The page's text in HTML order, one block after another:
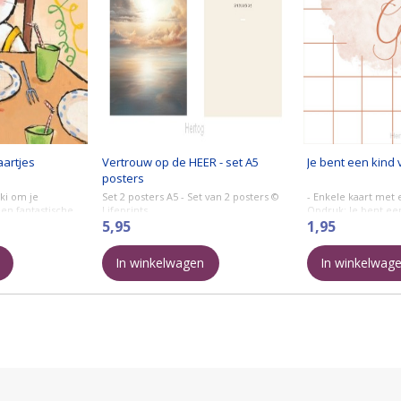
om je
fantastische
Vertrouw op de HEER - set A5
posters
Set 2 posters A5 - Set van 2 posters ©
Lifeprints
* Vertrouw
op de HEER
met heel je hart.
Spreuken 3:5
* Lucht
5,95
In winkelwagen
Je bent een kind
- Enkele kaart met
Opdruk: Je bent
Formaat 110 x 156
1,95
In